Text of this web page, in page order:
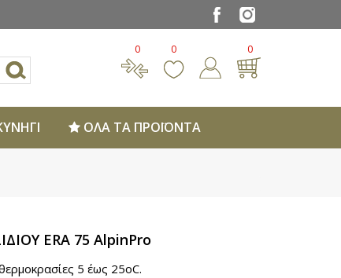
0 0 0
ΟΛΑ ΤΑ ΠΡΟΪΟΝΤΑ
ERA 75 AlpinPro
5 έως 25οC.